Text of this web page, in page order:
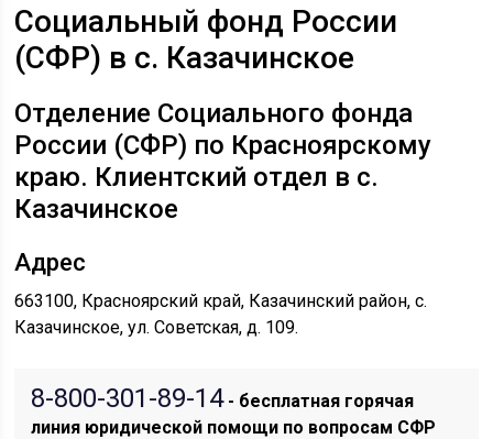
Социальный фонд России
(СФР) в с. Казачинское
Отделение Социального фонда
России (СФР) по Красноярскому
краю. Клиентский отдел в с.
Казачинское
Адрес
663100, Красноярский край, Казачинский район, с.
Казачинское, ул. Советская, д. 109.
8-800-301-89-14- бесплатная горячая
линия юридической помощи по вопросам CФР